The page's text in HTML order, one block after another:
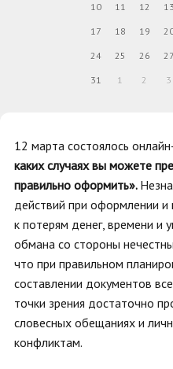
12 марта состоялось
каких случаях вы можете
правильно оформить».
действий при оформлении и
к потерям денег, времени и
обмана со стороны
что при правильном
составлении документов
точки зрения достаточно
словесных обещаниях и
конфликтам.
10 11 12 13
17 18 19
24 25 26 27
31 1 2 3